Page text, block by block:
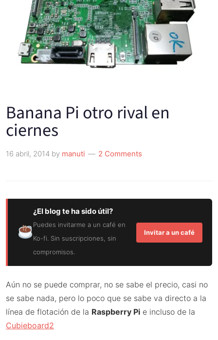
Banana Pi otro rival en
ciernes
16 abril, 2014 by manuti 2 Comments
¿El blog te ha sido útil?
Puedes invitarme a un café en
Ko-fi. Sin suscripciones, sin
compromisos.
Invitar a un café
Aún no se puede comprar, no se sabe el precio, casi no
se sabe nada, pero lo poco que se sabe va directo a la
línea de flotación de la Raspberry Pi e incluso de la
Cubieboard2